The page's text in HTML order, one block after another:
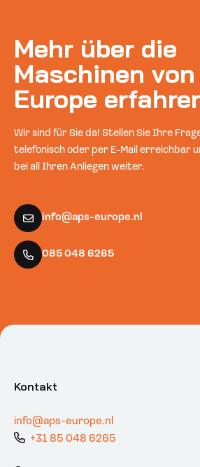
Mehr über die
Maschinen von
Europe
Wir sind für Sie da! Stellen Sie Ihre
telefonisch oder per E-Mail erreichbar
bei all Ihren Anliegen weiter.
info@aps-europe.nl
085 048 6265
Kontakt
info@aps-europe.nl
+31 85 048 6265